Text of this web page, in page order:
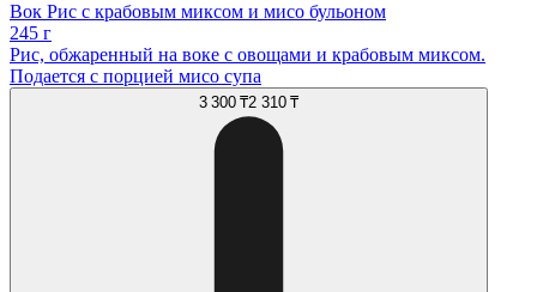
Вок Рис с крабовым миксом и мисо бульоном
245 г
Рис, обжаренный на воке с овощами и крабовым миксом.
Подается с порцией мисо супа
3 300 ₸2 310 ₸